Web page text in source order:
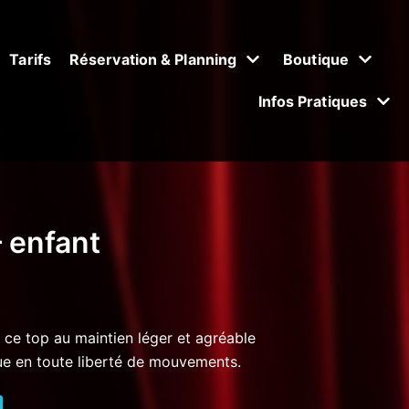
Tarifs Réservation & Planning Boutique
Infos Pratiques
enfant
top au maintien léger et agréable
en toute liberté de mouvements.